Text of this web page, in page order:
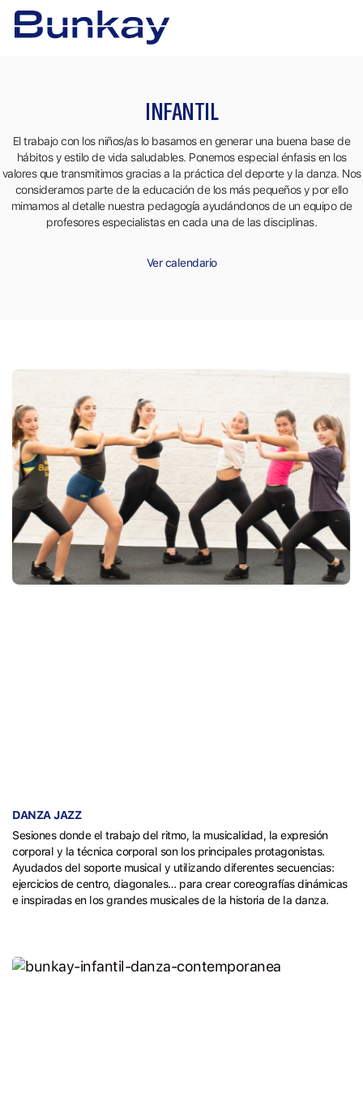
INFANTIL
El trabajo con los niños/as lo basamos en generar una buena base de
hábitos y estilo de vida saludables. Ponemos especial énfasis en los
valores que transmitimos gracias a la práctica del deporte y la danza. Nos
consideramos parte de la educación de los más pequeños y por ello
mimamos al detalle nuestra pedagogía ayudándonos de un equipo de
profesores especialistas en cada una de las disciplinas.
Ver calendario
DANZA JAZZ
Sesiones donde el trabajo del ritmo, la musicalidad, la expresión
corporal y la técnica corporal son los principales protagonistas.
Ayudados del soporte musical y utilizando diferentes secuencias:
ejercicios de centro, diagonales… para crear coreografías dinámicas
e inspiradas en los grandes musicales de la historia de la danza.